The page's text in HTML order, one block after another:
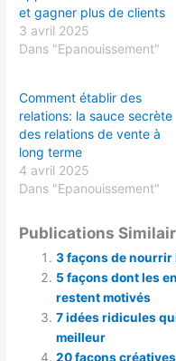
et gagner plus de clients
3 avril 2025
Dans "Epanouissement"
Comment établir des
relations: la sauce secrète
des relations de vente à
long terme
4 avril 2025
Dans "Epanouissement"
Publications
3 façons de nourrir
5 façons dont les
restent motivés
7 idées ridicules
meilleur
20 façons créatives